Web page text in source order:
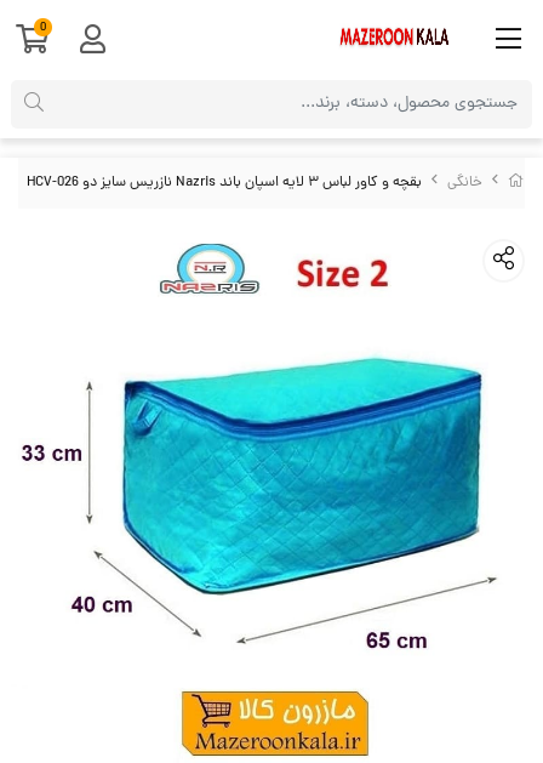
خانگی بقچه و کاور لباس ۳ لایه اسپان باند Nazris نازریس سایز دو HCV-026
0